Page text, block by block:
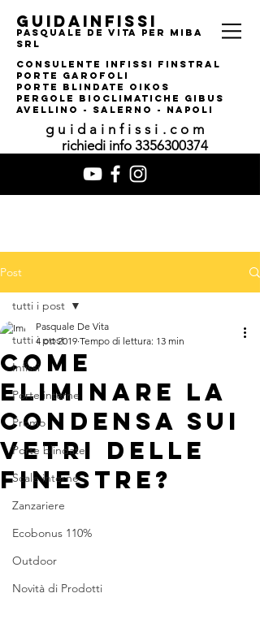
guidainfissi
pasquale de vita per MIBA
srl
consulente infissi finstral
porte garofoli
PORTE BLINDATE OIKOS
pERGOLE bIOCLIMATI CHE gIBUS
AVELLINO - SALERNO - NAPOLI
guidainfissi.com
richiedi info 3356300374
Post
tutti i post
Infissi
Porte interne
Promo
Porte blindate
Scale interne
Zanzariere
Ecobonus 110%
Outdoor
Novità di Prodotti
tutti i post
COME
ELIMINARE LA
CONDENSA SUI
VETRI DELLE
FINESTRE?
Pasquale De Vita
4 ott 2019 Tempo di lettura: 13 min